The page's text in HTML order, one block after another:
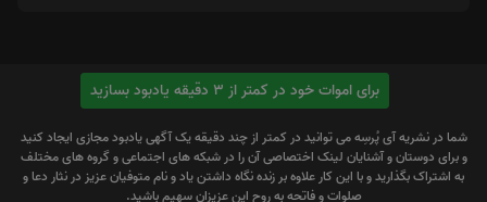
برای اموات خود در کمتر از 3 دقیقه یادبود بسازید
شما در نشریه آی پُرسِه می توانید در کمتر از چند دقیقه یک آگهی یادبود مجازی ایجاد کنید
و برای دوستان و آشنایان لینک اختصاصی آن را در شبکه های اجتماعی و گروه های مختلف
به اشتراک بگذارید و با این کار علاوه بر زنده نگاه داشتن یاد و نام متوفیان عزیز در نثار دعا و
صلوات و فاتحه به روح این عزیزان سهیم باشید.